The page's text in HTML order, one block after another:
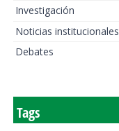
Investigación
Noticias institucionales
Debates
Tags